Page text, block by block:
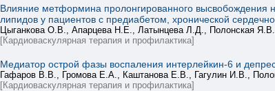
Влияние метформина пролонгированного высвобождения
липидов у пациентов с предиабетом, хронической
Цыганкова О.В., Апарцева Н.Е., Латынцева Л.Д., Полонская
[Кардиоваскулярная терапия и профилактика]
Медиатор острой фазы воспаления интерлейкин-6 и
Гафаров В.В., Громова Е.А., Каштанова Е.В., Гагулин И.В.,
[Кардиоваскулярная терапия и профилактика]